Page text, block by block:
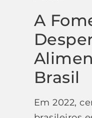
A
Brasil
Em 2022,